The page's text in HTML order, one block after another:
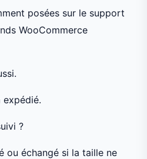
posées sur le support
WooCommerce
expédié.
?
ou échangé si la taille ne